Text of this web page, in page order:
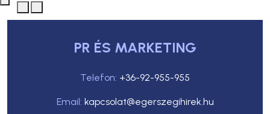
PR ÉS MARKETING
Telefon: +36-92-955-955
Email: kapcsolat@egerszegihirek.hu